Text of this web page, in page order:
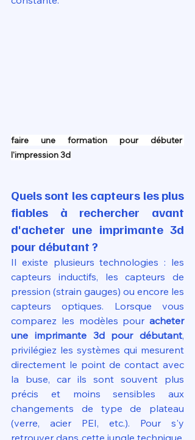
faire une formation pour débuter
l'impression 3d
Quels sont les capteurs les plus
fiables à rechercher avant
d'acheter une imprimante 3d
pour débutant ?
Il existe plusieurs technologies : les
capteurs inductifs, les capteurs de
pression (strain gauges) ou encore les
capteurs optiques. Lorsque vous
comparez les modèles pour acheter
une imprimante 3d pour débutant,
privilégiez les systèmes qui mesurent
directement le point de contact avec
la buse, car ils sont souvent plus
précis et moins sensibles aux
changements de type de plateau
(verre, acier PEI, etc.). Pour s'y